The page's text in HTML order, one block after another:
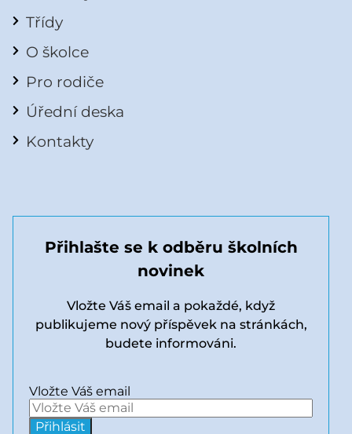
Třídy
O školce
Pro rodiče
Úřední deska
Kontakty
Přihlašte se k odběru školních
novinek
Vložte Váš email a pokaždé, když
publikujeme nový příspěvek na stránkách,
budete informováni.
Vložte Váš email